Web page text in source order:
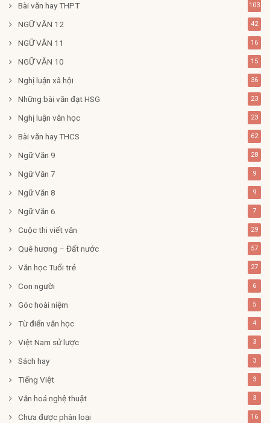
Bài văn hay THPT 103
NGỮ VĂN 12 42
NGỮ VĂN 11 16
NGỮ VĂN 10 15
Nghị luận xã hội 36
Những bài văn đạt HSG 23
Nghị luận văn học 23
Bài văn hay THCS 62
Ngữ Văn 9 28
Ngữ Văn 7 9
Ngữ Văn 8 9
Ngữ Văn 6 7
Cuộc thi viết văn 29
Quê hương – Đất nước 57
Văn học Tuổi trẻ 27
Con người 6
Góc hoài niệm 5
Từ điển văn học 4
Việt Nam sử lược 3
Sách hay 3
Tiếng Việt 3
Văn hoá nghệ thuật 3
Chưa được phân loại 16